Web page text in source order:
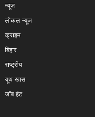
न्यूज
लोकल न्यूज
क्राइम
बिहार
राष्ट्रीय
यूथ खास
जॉब हंट